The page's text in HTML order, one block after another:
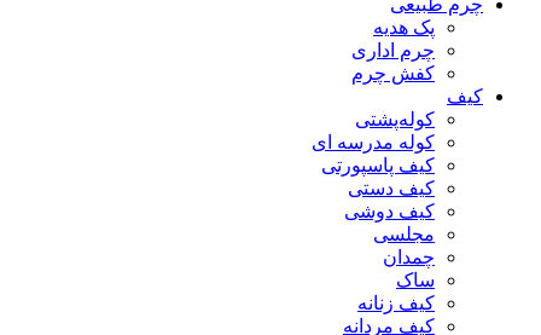
چرم طبیعی
پک هدیه
چرم اداری
کفش چرم
کیف
کوله‌پشتی
کوله مدرسه ای
کیف پاسپورتی
کیف دستی
کیف دوشی
مجلسی
چمدان
ساک
کیف زنانه
کیف مردانه